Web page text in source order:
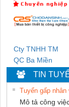
Cty TNHH TM
QC Ba Miền
TIN
Tuyển gấp
Mô tả công